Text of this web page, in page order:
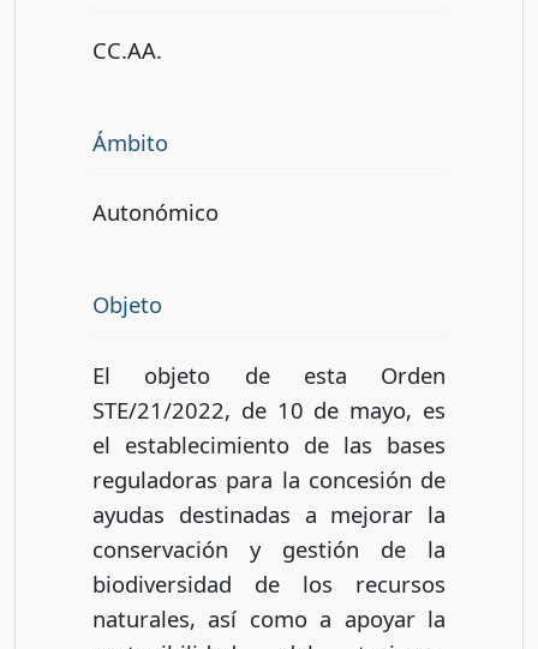
CC.AA.
Ámbito
Autonómico
Objeto
El objeto de esta Orden
STE/21/2022, de 10 de mayo, es
el establecimiento de las bases
reguladoras para la concesión de
ayudas destinadas a mejorar la
conservación y gestión de la
biodiversidad de los recursos
naturales, así como a apoyar la